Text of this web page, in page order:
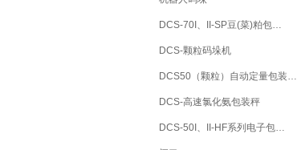
DCS-70I、II-SP豆(菜)粕包…
DCS-颗粒码垛机
DCS50（颗粒）自动定量包装…
DCS-高速氯化氨包装秤
DCS-50I、II-HF系列电子包…